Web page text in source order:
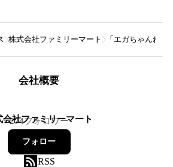
株式会社ファミリーマート 「エガちゃんね
会社概要
会社ファミリーマート
274フォロワー
フォロー
RSS